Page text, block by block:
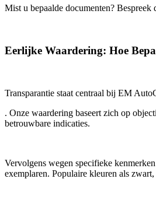
Mist u bepaalde documenten?
Eerlijke Waardering: Hoe
Transparantie staat centraal bij EM
. Onze waardering baseert zich op
betrouwbare indicaties.
Vervolgens wegen specifieke
exemplaren. Populaire kleuren als